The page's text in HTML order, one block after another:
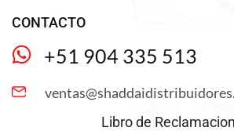
CONTACTO
+51 904 335 513
Libro de